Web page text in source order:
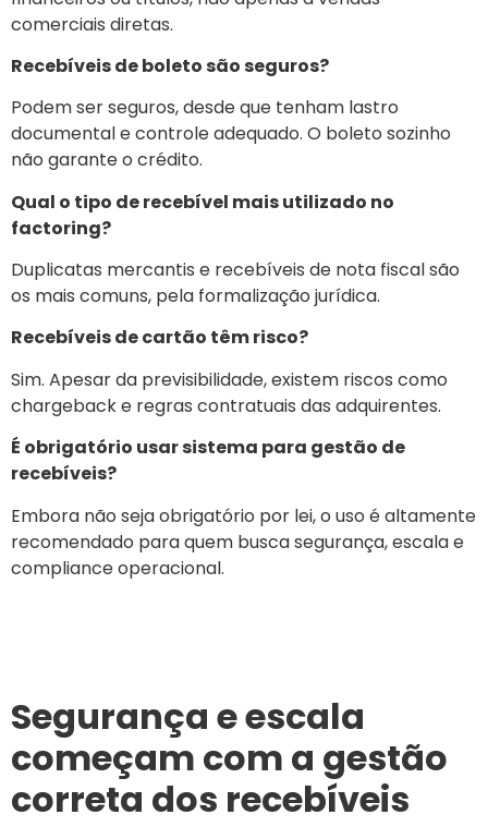
comerciais diretas.
Recebíveis de boleto são seguros?
Podem ser seguros, desde que tenham lastro
documental e controle adequado. O boleto sozinho
não garante o crédito.
Qual o tipo de recebível mais utilizado no
factoring?
Duplicatas mercantis e recebíveis de nota fiscal são
os mais comuns, pela formalização jurídica.
Recebíveis de cartão têm risco?
Sim. Apesar da previsibilidade, existem riscos como
chargeback e regras contratuais das adquirentes.
É obrigatório usar sistema para gestão de
recebíveis?
Embora não seja obrigatório por lei, o uso é altamente
recomendado para quem busca segurança, escala e
compliance operacional.
Segurança e escala
começam com a gestão
correta dos recebíveis